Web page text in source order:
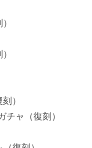
）
チャ（復刻）